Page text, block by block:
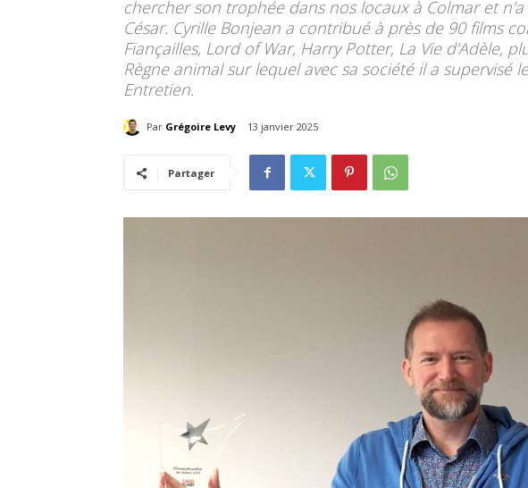
chercher son trophée dans nos locaux à Colmar et
César. Cyrille Bonjean a contribué à près de 90 films
Fiançailles, Lord of War, Harry Potter, La Vie d’Adèle,
Règne animal sur lequel avec sa société il a supervisé
Entretien.
Par Grégoire Levy 13 janvier 2025
Partager